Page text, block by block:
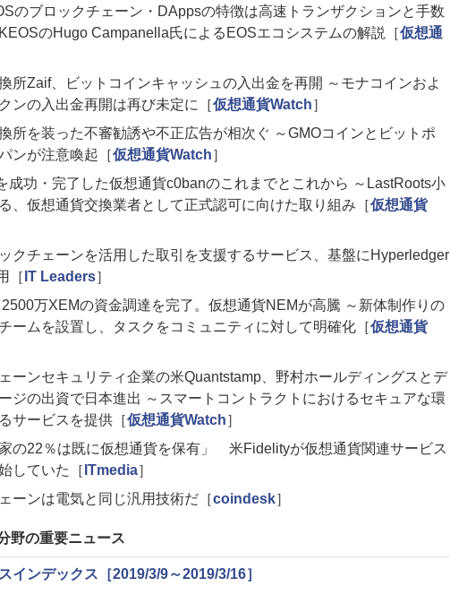
のブロックチェーン・DAppsの特徴は高速トランザクションと手数
のHugo Campanella氏によるEOSエコシステムの解説［仮想通
所Zaif、ビットコインキャッシュの入出金を再開 ～モナコインおよ
ンの入出金再開は再び未定に［仮想通貨Watch］
所を装った不審勧誘や不正広告が相次ぐ ～GMOコインとビットポ
ンが注意喚起［仮想通貨Watch］
成功・完了した仮想通貨c0banのこれまでとこれから ～LastRoots小
、仮想通貨交換業者として正式認可に向けた取り組み［仮想通貨
クチェーンを活用した取引を支援するサービス、基盤にHyperledger
［ IT Leaders］
万XEMの資金調達を完了。仮想通貨NEMが高騰 ～新体制作りの
ームを設置し、タスクをコミュニティに対して明確化［仮想通貨
ーンセキュリティ企業の米Quantstamp、野村ホールディングスとデ
ジの出資で日本進出 ～スマートコントラクトにおけるセキュアな環
サービスを提供［仮想通貨Watch］
家の22％は既に仮想通貨を保有」 米Fidelityが仮想通貨関連サービス
していた［ ITmedia］
ーンは電気と同じ汎用技術だ［coindesk］
野の重要ニュース
インデックス［2019/3/9～2019/3/16］